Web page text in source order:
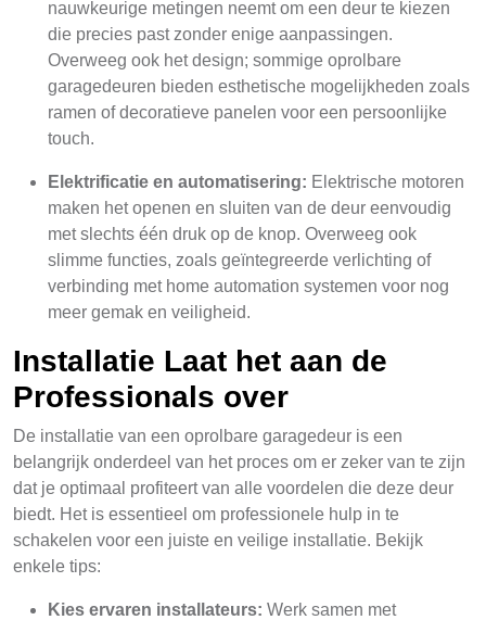
nauwkeurige metingen neemt om een deur te kiezen
die precies past zonder enige aanpassingen.
Overweeg ook het design; sommige oprolbare
garagedeuren bieden esthetische mogelijkheden zoals
ramen of decoratieve panelen voor een persoonlijke
touch.
Elektrificatie en automatisering: Elektrische motoren
maken het openen en sluiten van de deur eenvoudig
met slechts één druk op de knop. Overweeg ook
slimme functies, zoals geïntegreerde verlichting of
verbinding met home automation systemen voor nog
meer gemak en veiligheid.
Installatie Laat het aan de
Professionals over
De installatie van een oprolbare garagedeur is een
belangrijk onderdeel van het proces om er zeker van te zijn
dat je optimaal profiteert van alle voordelen die deze deur
biedt. Het is essentieel om professionele hulp in te
schakelen voor een juiste en veilige installatie. Bekijk
enkele tips:
Kies ervaren installateurs: Werk samen met